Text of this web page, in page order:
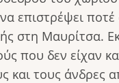
επιστρέψει
στη Μαυρίτσα.
που δεν είχαν
και τους άνδρες